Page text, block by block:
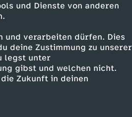
und Dienste von anderen
und verarbeiten dürfen. Dies
deine Zustimmung zu unserer
legst unter
gibst und welchen nicht.
Zukunft in deinen